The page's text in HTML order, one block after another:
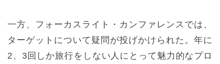
一方、フォーカスライト・カンファレンスでは、
ターゲットについて疑問が投げかけられた。年に
2、3回しか旅行をしない人にとって魅力的なプロ